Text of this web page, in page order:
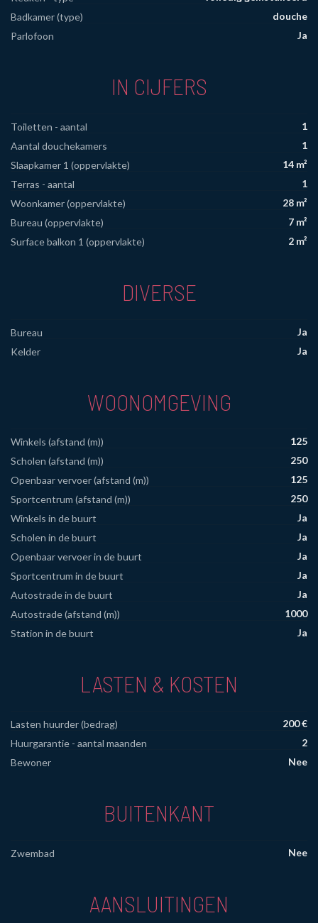
Badkamer (type)
douche
Parlofoon
Ja
IN CIJFERS
Toiletten - aantal
1
Aantal douchekamers
1
Slaapkamer 1 (oppervlakte)
14 m²
Terras - aantal
1
Woonkamer (oppervlakte)
28 m²
Bureau (oppervlakte)
7 m²
Surface balkon 1 (oppervlakte)
2 m²
DIVERSE
Bureau
Ja
Kelder
Ja
WOONOMGEVING
Winkels (afstand (m))
125
Scholen (afstand (m))
250
Openbaar vervoer (afstand (m))
125
Sportcentrum (afstand (m))
250
Winkels in de buurt
Ja
Scholen in de buurt
Ja
Openbaar vervoer in de buurt
Ja
Sportcentrum in de buurt
Ja
Autostrade in de buurt
Ja
Autostrade (afstand (m))
1000
Station in de buurt
Ja
LASTEN & KOSTEN
Lasten huurder (bedrag)
200 €
Huurgarantie - aantal maanden
2
Bewoner
Nee
BUITENKANT
Zwembad Nee
AANSLUITINGEN